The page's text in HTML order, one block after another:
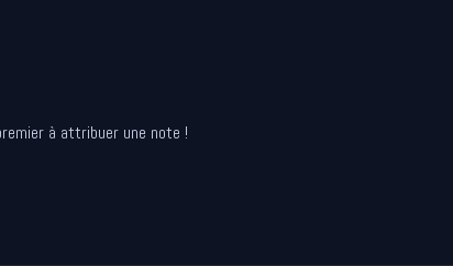
à attribuer une note !